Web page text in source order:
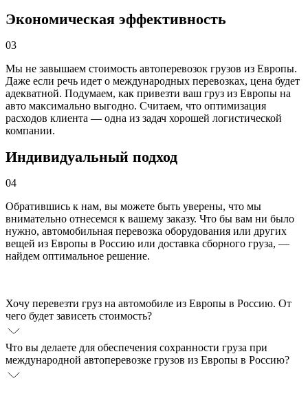
Экономическая эффективность
03
Мы не завышаем стоимость автоперевозок грузов из Европы.
Даже если речь идет о международных перевозках, цена будет
адекватной. Подумаем, как привезти ваш груз из Европы на
авто максимально выгодно. Считаем, что оптимизация
расходов клиента — одна из задач хорошей логистической
компании.
Индивидуальный подход
04
Обратившись к нам, вы можете быть уверены, что мы
внимательно отнесемся к вашему заказу. Что бы вам ни было
нужно, автомобильная перевозка оборудования или других
вещей из Европы в Россию или доставка сборного груза, —
найдем оптимальное решение.
Хочу перевезти груз на автомобиле из Европы в Россию. От
чего будет зависеть стоимость?
Что вы делаете для обеспечения сохранности груза при
международной автоперевозке грузов из Европы в Россию?